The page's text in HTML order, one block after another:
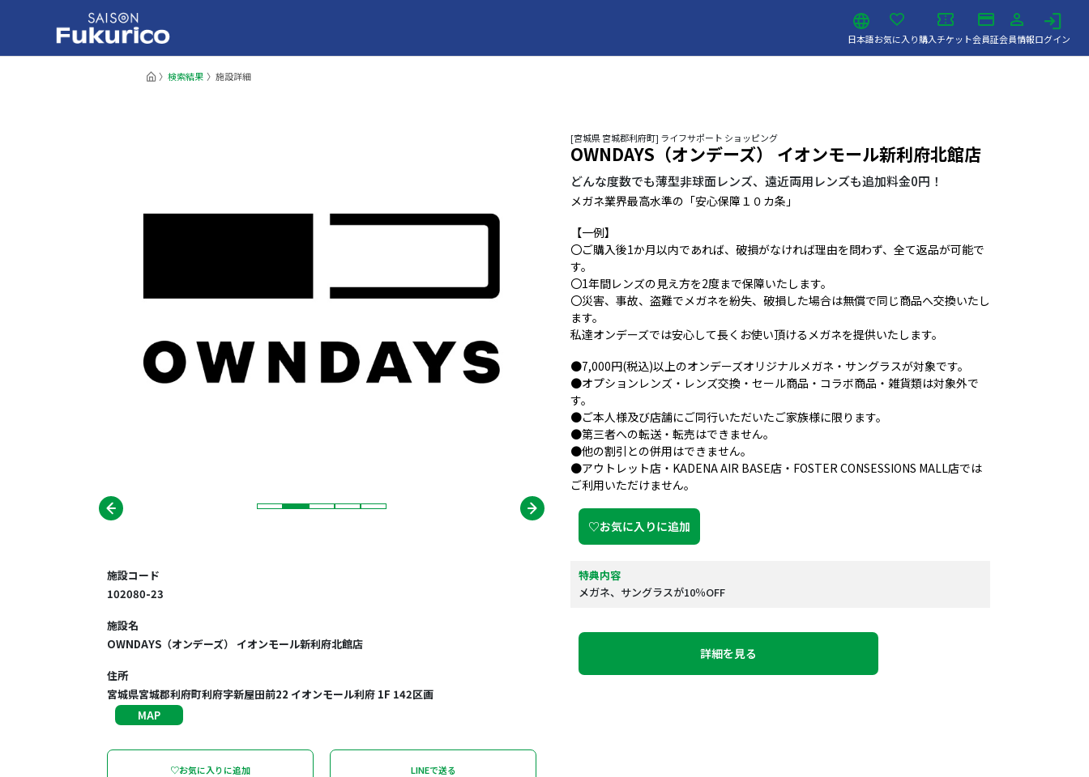
日本語お気に入り購入チケット会員証会員情報ログイン
検索結果 施設詳細
[宮城県 宮城郡利府町] ライフサポート ショッピング
OWNDAYS（オンデーズ） イオンモール新利府北館店
どんな度数でも薄型非球面レンズ、遠近両用レンズも追加料金0円！
メガネ業界最高水準の「安心保障１０カ条」
【一例】
〇ご購入後1か月以内であれば、破損がなければ理由を問わず、全て返品が可能で
す。
〇1年間レンズの見え方を2度まで保障いたします。
〇災害、事故、盗難でメガネを紛失、破損した場合は無償で同じ商品へ交換いたし
ます。
私達オンデーズでは安心して長くお使い頂けるメガネを提供いたします。
●7,000円(税込)以上のオンデーズオリジナルメガネ・サングラスが対象です。
●オプションレンズ・レンズ交換・セール商品・コラボ商品・雑貨類は対象外で
す。
●ご本人様及び店舗にご同行いただいたご家族様に限ります。
●第三者への転送・転売はできません。
●他の割引との併用はできません。
●アウトレット店・KADENA AIR BASE店・FOSTER CONSESSIONS MALL店では
ご利用いただけません。
♡お気に入りに追加
特典内容
メガネ、サングラスが10％OFF
詳細を見る
施設コード
102080-23
施設名
OWNDAYS（オンデーズ） イオンモール新利府北館店
住所
宮城県宮城郡利府町利府字新屋田前22 イオンモール利府 1F 142区画
MAP
♡お気に入りに追加 LINEで送る